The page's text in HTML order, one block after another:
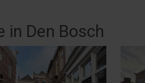
in Den Bosch